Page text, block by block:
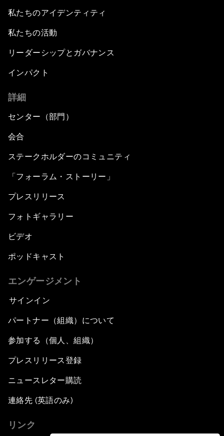
私たちのアイデンティティ
私たちの活動
リーダーシップとガバナンス
インパクト
詳細
センター（部門）
会合
ステークホルダーのコミュニティ
「フォーラム・ストーリー」
プレスリリース
フォトギャラリー
ビデオ
ポッドキャスト
エンゲージメント
サインイン
パートナー（組織）について
参加する（個人、組織）
プレスリリース登録
ニュースレター購読
連絡先 (英語のみ)
リンク